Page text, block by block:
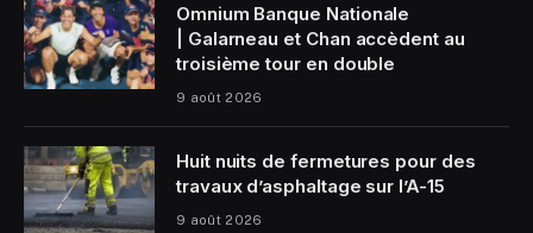
Omnium Banque Nationale
| Galarneau et Chan accèdent au
troisième tour en double
9 août 2026
Huit nuits de fermetures pour des
travaux d’asphaltage sur l’A-15
9 août 2026